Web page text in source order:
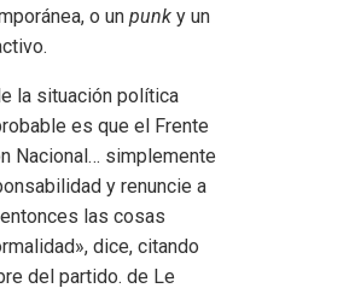
o un punk y un
la situación política
es que el Frente
Nacional… simplemente
y renuncie a
entonces las cosas
dice, citando
del partido. de Le